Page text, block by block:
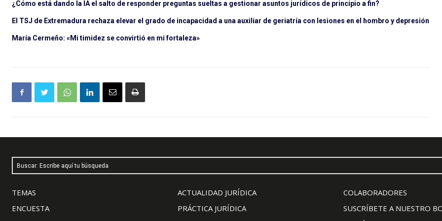
¿Cómo está dando la IA el salto de responder preguntas sueltas a gestionar asuntos jurídicos de principio a fin?
El TSJ de Extremadura rechaza elevar el grado de incapacidad a una auxiliar de geriatría con lesiones en el hombro y depresión
María Cermeño: «Mi timidez se convirtió en mi fortaleza»
Buscar: Escribe aquí tu búsqueda
TEMAS
ENCUESTA
ACTUALIDAD JURÍDICA
PRÁCTICA JURÍDICA
COLABORADORES
SUSCRÍBETE A NUESTRO